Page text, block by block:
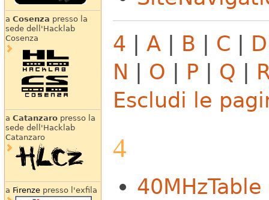
a Cosenza presso la
sede dell'Hacklab
Cosenza
a Catanzaropresso la
sede dell'Hacklab
Catanzaro
a Firenzepresso l'exfila
4
A| B C D
N
O P Q
Escludi le
4
40MHzTable